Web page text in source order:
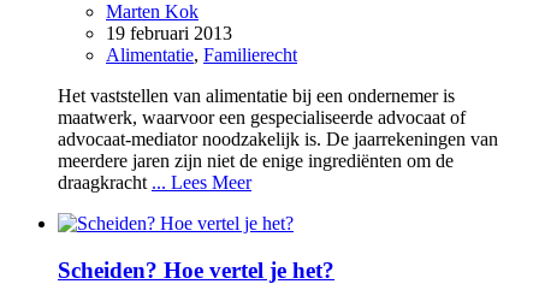
Marten Kok
19 februari 2013
Alimentatie, Familierecht
Het vaststellen van alimentatie bij een ondernemer is
maatwerk, waarvoor een gespecialiseerde advocaat of
advocaat-mediator noodzakelijk is. De jaarrekeningen van
meerdere jaren zijn niet de enige ingrediënten om de
draagkracht ... Lees Meer
Scheiden? Hoe vertel je het?